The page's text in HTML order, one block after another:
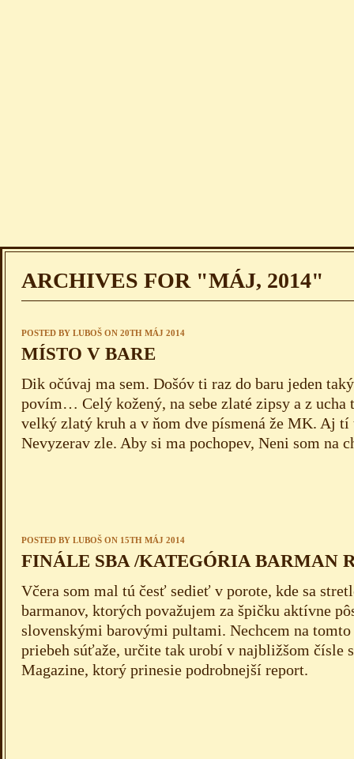
ARCHIVES FOR "MÁJ, 2014"
POSTED BY LUBOŠ ON 20TH MÁJ 2014
MÍSTO V BARE
Dik očúvaj ma sem. Došóv ti raz do baru jeden
povím… Celý kožený, na sebe zlaté zipsy a z ucha
velký zlatý kruh a v ňom dve písmená že MK. Aj
Nevyzerav zle. Aby si ma pochopev, Neni som na
POSTED BY LUBOŠ ON 15TH MÁJ 2014
FINÁLE SBA /KATEGÓRIA BARMAN
Včera som mal tú česť sedieť v porote, kde sa
barmanov, ktorých považujem za špičku aktívne
slovenskými barovými pultami. Nechcem na
priebeh súťaže, určite tak urobí v najbližšom čísle
Magazine, ktorý prinesie podrobnejší report.